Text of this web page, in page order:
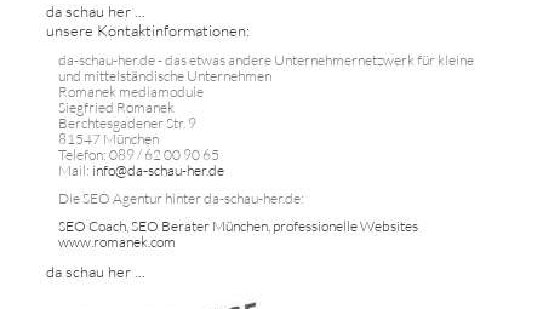
da schau her ...
unsere Kontaktinformationen:
da-schau-her.de - das etwas andere Unternehmernetzwerk für kleine
und mittelständische Unternehmen
Romanek mediamodule
Siegfried Romanek
Berchtesgadener Str. 9
81547 München
Telefon: 089 / 62 00 90 65
Mail: info@da-schau-her.de
Die SEO Agentur hinter da-schau-her.de:
SEO Coach, SEO Berater München, professionelle Websites
www.romanek.com
da schau her ...